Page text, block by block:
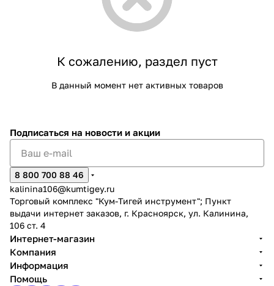
К сожалению, раздел пуст
В данный момент нет активных товаров
Подписаться на новости и акции
8 800 700 88 46
kalinina106@kumtigey.ru
Торговый комплекс "Кум-Тигей инструмент"; Пункт
выдачи интернет заказов, г. Красноярск, ул. Калинина,
106 ст. 4
Интернет-магазин
Компания
Информация
Помощь
Добавляйте товары
Оплачивайте сегодня только
Получайте товар
выбранный способом
Оставшиеся75 % будут
списыватьсяс вашей карты
по
Подробнее